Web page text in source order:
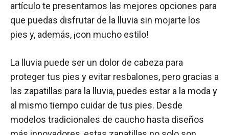
artículo te presentamos las mejores opciones para
que puedas disfrutar de la lluvia sin mojarte los
pies y, además, ¡con mucho estilo!
La lluvia puede ser un dolor de cabeza para
proteger tus pies y evitar resbalones, pero gracias a
las zapatillas para la lluvia, puedes estar a la moda y
al mismo tiempo cuidar de tus pies. Desde
modelos tradicionales de caucho hasta diseños